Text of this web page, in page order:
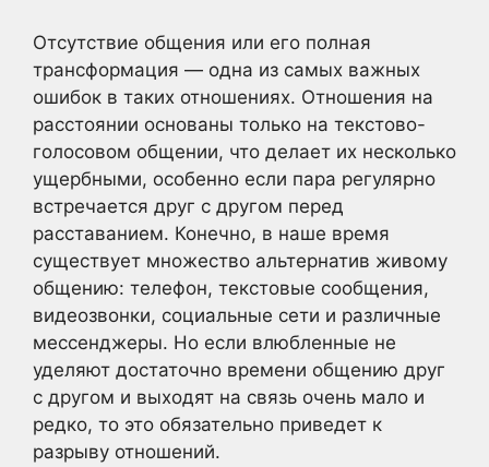
Отсутствие общения или его полная
трансформация — одна из самых важных
ошибок в таких отношениях. Отношения на
расстоянии основаны только на текстово-
голосовом общении, что делает их несколько
ущербными, особенно если пара регулярно
встречается друг с другом перед
расставанием. Конечно, в наше время
существует множество альтернатив живому
общению: телефон, текстовые сообщения,
видеозвонки, социальные сети и различные
мессенджеры. Но если влюбленные не
уделяют достаточно времени общению друг
с другом и выходят на связь очень мало и
редко, то это обязательно приведет к
разрыву отношений.